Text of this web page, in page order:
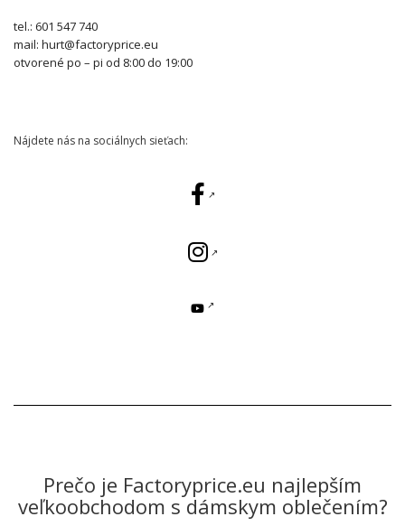
tel.: 601 547 740
mail: hurt@factoryprice.eu
otvorené po – pi od 8:00 do 19:00
Nájdete nás na sociálnych sieťach:
Prečo je Factoryprice.eu najlepším
veľkoobchodom s dámskym oblečením?